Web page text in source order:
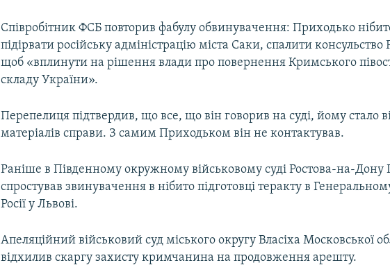
Співробітник ФСБ повторив фабулу обвинувачення: Приходько
підірвати російську адміністрацію міста Саки, спалити консульство
щоб «вплинути на рішення влади про повернення Кримського
складу України».
Перепелиця підтвердив, що все, що він говорив на суді, йому стало
матеріалів справи. З самим Приходьком він не контактував.
Раніше в Південному окружному військовому суді Ростова-на-Дону
спростував звинувачення в нібито підготовці теракту в
Росії у Львові.
Апеляційний військовий суд міського округу Власіха Московської
відхилив скаргу захисту кримчанина на продовження арешту.